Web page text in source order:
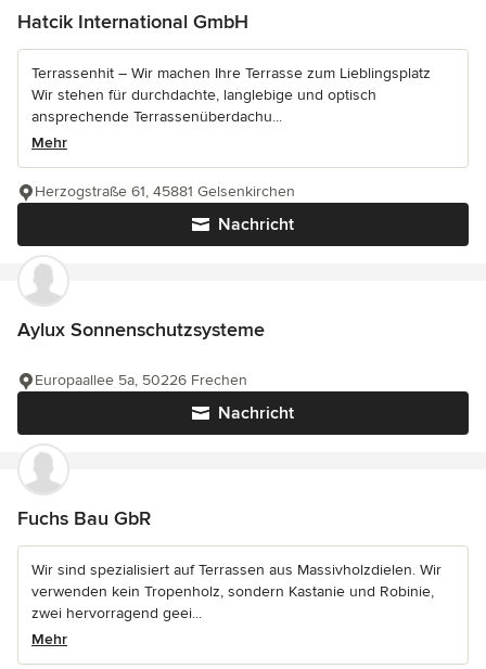
Hatcik International GmbH
Terrassenhit – Wir machen Ihre Terrasse zum Lieblingsplatz
Wir stehen für durchdachte, langlebige und optisch
ansprechende Terrassenüberdachu...
Mehr
Nachricht
Herzogstraße 61, 45881 Gelsenkirchen
Aylux Sonnenschutzsysteme
Nachricht
Europaallee 5a, 50226 Frechen
Fuchs Bau GbR
Wir sind spezialisiert auf Terrassen aus Massivholzdielen. Wir
verwenden kein Tropenholz, sondern Kastanie und Robinie,
zwei hervorragend geei...
Mehr